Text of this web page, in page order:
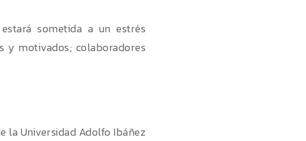
sometida a un estrés
y motivados; colaboradores
la Universidad Adolfo Ibáñez